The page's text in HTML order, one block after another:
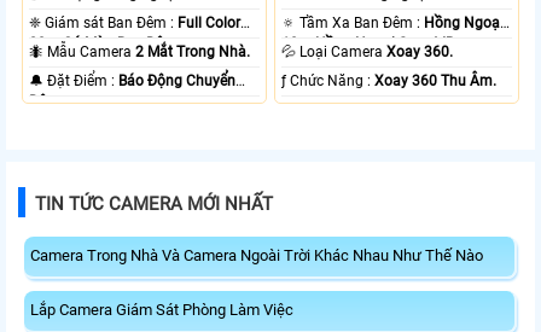
❈ Giám sát Ban Đêm : Full Color
20m Có Màu Ban Ðêm.
🐜 Mẫu Camera2 Mắt Trong Nhà.
️🔔 Đặt Điểm : Báo Động Chuyển
Động.
🔅 Tầm Xa Ban Đêm : Hồng Ngoại
10m Hồng Ngoại Smart IR.
💦 Loại CameraXoay 360.
️ƒ Chức Năng :Xoay 360 Thu Âm.
TIN TỨC CAMERA MỚI NHẤT
Camera Trong Nhà Và Camera Ngoài Trời Khác Nhau Như Thế Nào
Lắp Camera Giám Sát Phòng Làm Việc